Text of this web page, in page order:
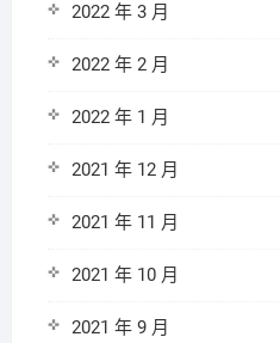
2022 年 3 月
2022 年 2 月
2022 年 1 月
2021 年 12 月
2021 年 11 月
2021 年 10 月
2021 年 9 月